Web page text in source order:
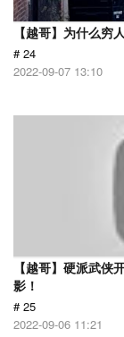
【越哥】为什么穷
# 24
2022-09-07 13:10
【越哥】硬派武侠
影！
# 25
2022-09-06 11:21